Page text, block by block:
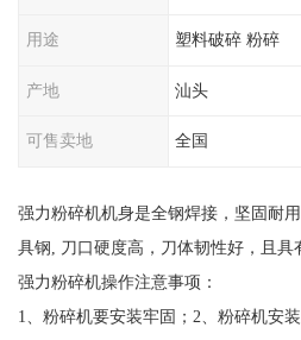
用途 塑料破碎 粉碎
产地 汕头
可售卖地 全国
强力粉碎机机身是全钢焊接，坚固耐
具钢, 刀口硬度高，刀体韧性好，且具
强力粉碎机操作注意事项：
1、粉碎机要安装牢固；2、粉碎机安